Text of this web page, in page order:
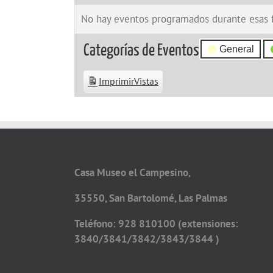
No hay eventos programados durante esas
Categorías de Eventos General
ImprimirVistas
Casa Museo el Campesino,
35550, San Bartolomé, Las Palmas
Teléfono: 928 810100 (extensiones:
3840/3841/3842/3843/3844 )